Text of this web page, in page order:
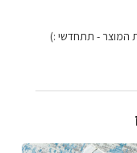
המוצר - תתחדשי :)